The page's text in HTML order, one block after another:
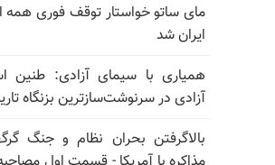
مای ساتو خواستار توقف فوری همه
ایران شد
همیاری با سیمای آزادی: طنین
آزادی در سرنوشت‌سازترین بزنگاه
بالا‌گرفتن بحران نظام و جنگ